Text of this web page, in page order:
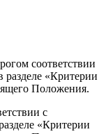
соответствии
«Критерии
Положения.
с
«Критерии